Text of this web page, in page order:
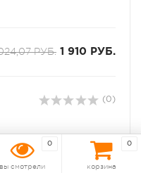
РУБ. 1 910 РУБ.
(0)
0
вы смотрели
0
корзина